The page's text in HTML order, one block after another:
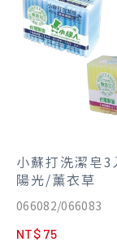
小蘇打洗潔皂
陽光/薰衣草
066082/066083
NT$ 75